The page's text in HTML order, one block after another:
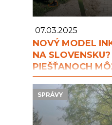
07.03.2025
NOVÝ MODEL
NA
PIEŠŤANOCH
SPRÁVY